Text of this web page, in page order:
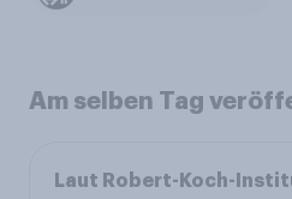
Am selben Tag
Laut Robert-Koch-